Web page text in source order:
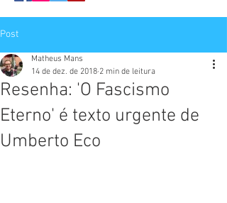
Post
Resenha: 'O Fascismo
Eterno' é texto urgente de
Umberto Eco
Matheus Mans
14 de dez. de 2018 2 min de leitura